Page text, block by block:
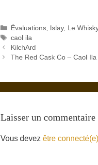
Catégories
Évaluations Islay, Le
Étiquettes
caol ila
KilchArd
The Red Cask Co – Caol
Laisser un commentaire
Vous devez être connecté(e)